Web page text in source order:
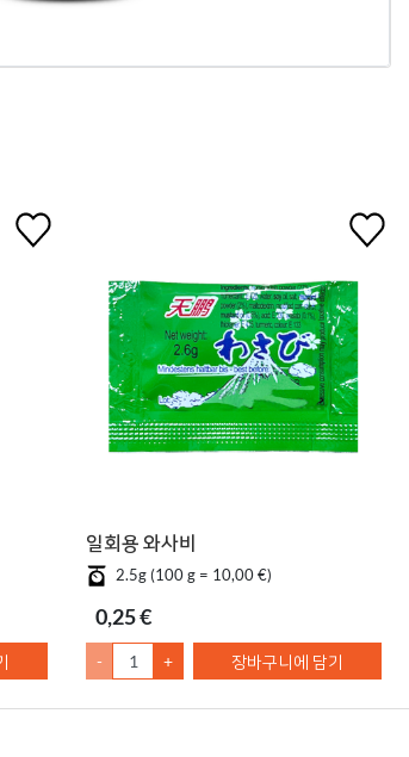
일회용 와사비
2.5g (100 g = 10,00 €)
0,25 €
- + 장바구니에 담기